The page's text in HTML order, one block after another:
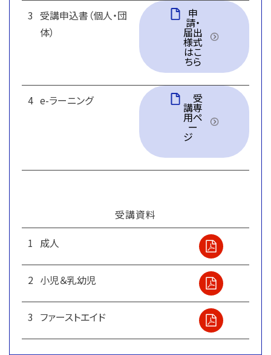
3 受講申込書（個人・団
体）
申
請・
届出
様式
はこ
ちら
4 e-ラーニング 受
講専
用ペ
ー
ジ
受講資料
1 成人
2 小児＆乳幼児
3 ファーストエイド